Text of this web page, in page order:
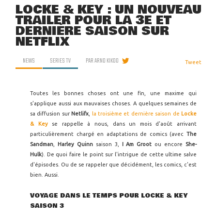
LOCKE & KEY : UN NOUVEAU
TRAILER POUR LA 3E ET
DERNIÈRE SAISON SUR
NETFLIX
NEWS SERIES TV PARARNO KIKOO Tweet
Toutes les bonnes choses ont une fin, une maxime qui
s'applique aussi aux mauvaises choses. A quelques semaines de
sa diffusion sur Netlifx la troisième et dernière saison de Locke
& Keyse rappelle à nous, dans un mois d'août arrivant
particulièrement chargé en adaptations de comics (avec The
Sandman
Harley Quinn saison 3, I Am Groot ou encore She-
Hulk). De quoi faire le point sur l'intrigue de cette ultime salve
d'épisodes. Ou de se rappeler que décidément, les comics, c'est
bien. Aussi.
VOYAGE DANS LE TEMPS POUR LOCKE & KEY
SAISON 3